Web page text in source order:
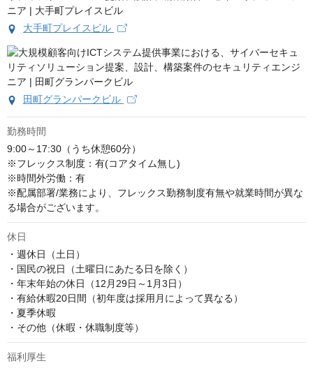
大手町プレイスビル
田町グランパークビル
勤務時間
9:00～17:30（うち休憩60分）
※フレックス制度：有(コアタイム無し)
※時間外労働：有
※配属部署/業務により、フレックス勤務制度有無や就業時間が異な
る場合がございます。
休日
・週休日（土日）
・国民の祝日（土曜日にあたる日を除く）
・年末年始の休日（12月29日～1月3日）
・有給休暇20日間（初年度は採用月によって異なる）
・夏季休暇
・その他（休暇・休職制度等）
福利厚生